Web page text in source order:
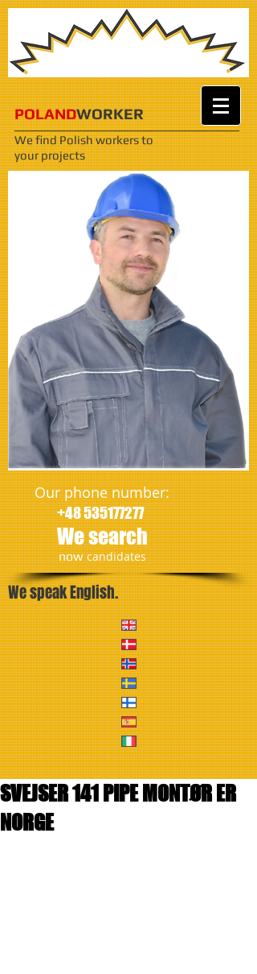
POLANDWORKER
We find Polish workersto
your projects
Our phone number:
+48 535177277
We search
​nowcandidates
We speak English.
SVEJSER 141 PIPE MONTØR ER
NORGE